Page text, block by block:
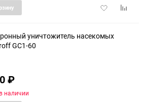
Добавить
уничтожитель насекомых
GC1-60
₽
наличии